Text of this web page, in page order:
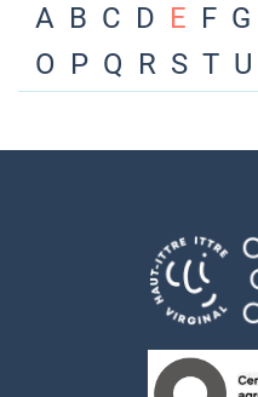
A B C D E F G
O P Q R S T U